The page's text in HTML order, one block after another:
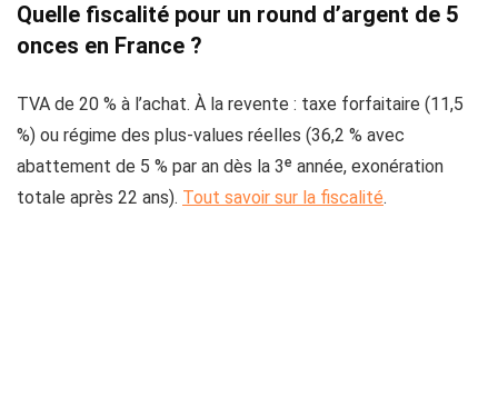
Quelle fiscalité pour un round d’argent de 5
onces en France ?
TVA de 20 % à l’achat. À la revente : taxe forfaitaire (11,5
%) ou régime des plus-values réelles (36,2 % avec
abattement de 5 % par an dès la 3ᵉ année, exonération
totale après 22 ans). Tout savoir sur la fiscalité.